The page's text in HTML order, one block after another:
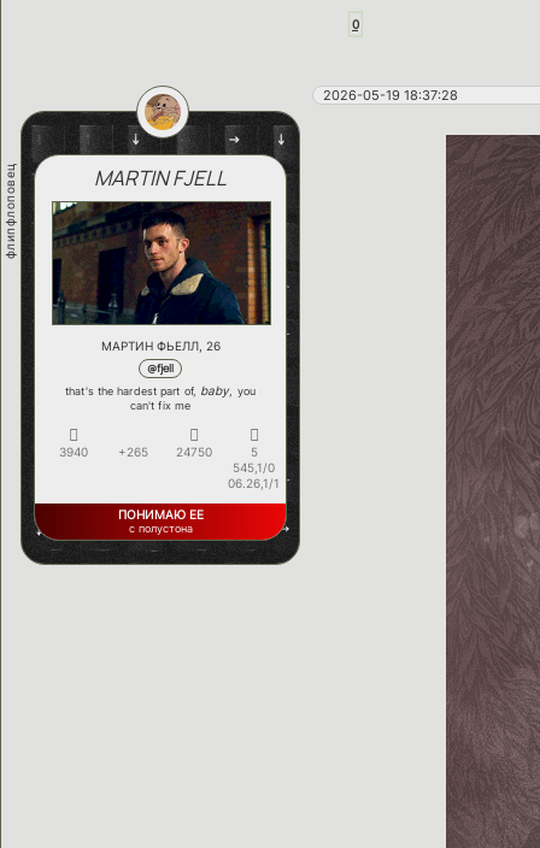
0
2026-05-19 18:37:28
флипфлоповец MARTIN FJELL
МАРТИН ФЬЕЛЛ, 26
@fjell
that's the hardest part of, baby, you
can't fix me
3940 +265 24750
5
545,1/0
06.26,1/1
ПОНИМАЮ ЕЕ
с полустона